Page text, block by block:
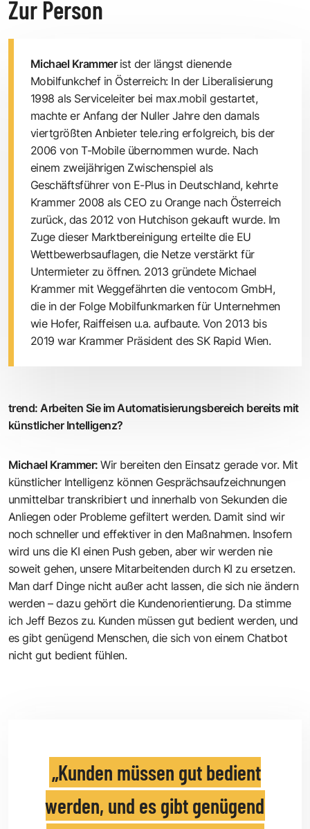
Zur Person
Michael Krammer ist der längst dienende
Mobilfunkchef in Österreich: In der Liberalisierung
1998 als Serviceleiter bei max.mobil gestartet,
machte er Anfang der Nuller Jahre den damals
viertgrößten Anbieter tele.ring erfolgreich, bis der
2006 von T-Mobile übernommen wurde. Nach
einem zweijährigen Zwischenspiel als
Geschäftsführer von E-Plus in Deutschland, kehrte
Krammer 2008 als CEO zu Orange nach Österreich
zurück, das 2012 von Hutchison gekauft wurde. Im
Zuge dieser Marktbereinigung erteilte die EU
Wettbewerbsauflagen, die Netze verstärkt für
Untermieter zu öffnen. 2013 gründete Michael
Krammer mit Weggefährten die ventocom GmbH,
die in der Folge Mobilfunkmarken für Unternehmen
wie Hofer, Raiffeisen u.a. aufbaute. Von 2013 bis
2019 war Krammer Präsident des SK Rapid Wien.
trend: Arbeiten Sie im Automatisierungsbereich bereits mit
künstlicher Intelligenz?
Michael Krammer:Wir bereiten den Einsatz gerade vor. Mit
künstlicher Intelligenz können Gesprächsaufzeichnungen
unmittelbar transkribiert und innerhalb von Sekunden die
Anliegen oder Probleme gefiltert werden. Damit sind wir
noch schneller und effektiver in den Maßnahmen. Insofern
wird uns die KI einen Push geben, aber wir werden nie
soweit gehen, unsere Mitarbeitenden durch KI zu ersetzen.
Man darf Dinge nicht außer acht lassen, die sich nie ändern
werden – dazu gehört die Kundenorientierung. Da stimme
ich Jeff Bezos zu. Kunden müssen gut bedient werden, und
es gibt genügend Menschen, die sich von einem Chatbot
nicht gut bedient fühlen.
Kunden müssen gut bedient
werden, und es gibt genügend